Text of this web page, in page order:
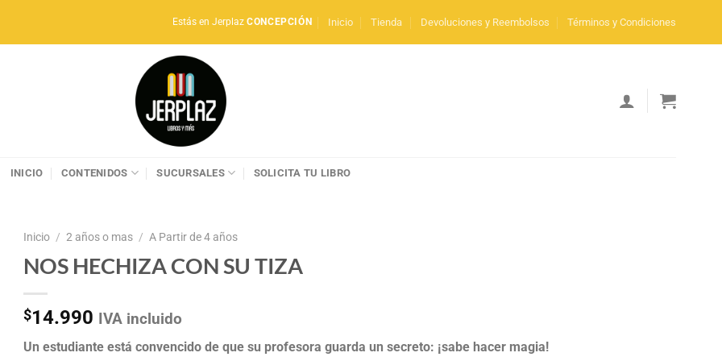
Estás en JerplazCONCEPCIÓN Inicio Tienda Devoluciones y Reembolsos Términos y Condiciones
INICIO CONTENIDOS SUCURSALES SOLICITA TU LIBRO
Inicio / 2 años o mas / A Partir de 4 años
NOS HECHIZA CON SU TIZA
$14.990 IVA incluido
Un estudiante está convencido de que su profesora guarda un secreto: ¡sabe hacer magia!